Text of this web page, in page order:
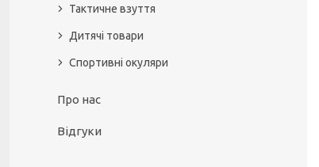
Тактичне взуття
Дитячі товари
Спортивні окуляри
Про нас
Відгуки